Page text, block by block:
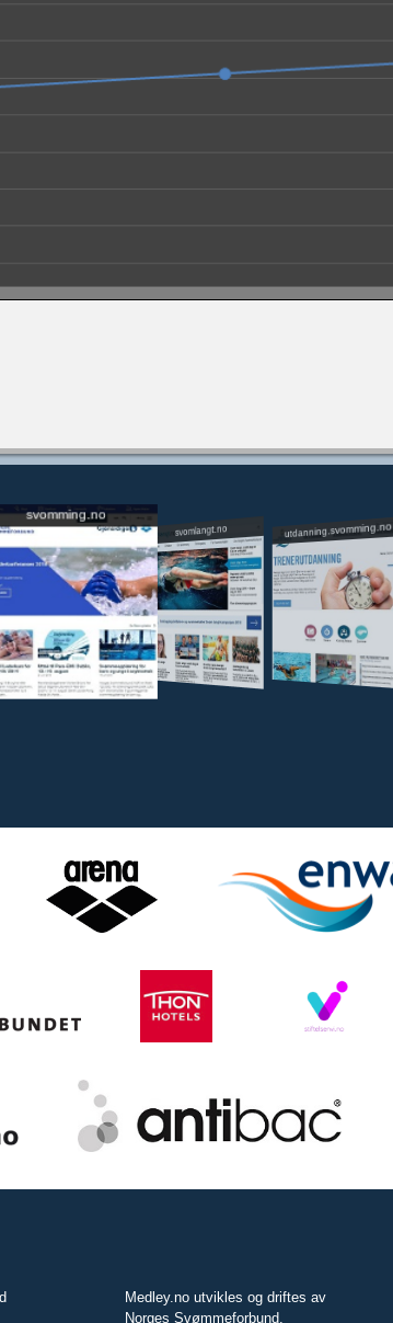
svomming.no
svomlangt.no utdanning.svomming.no
Medley.no utvikles og driftes av
Norges Svømmeforbund.